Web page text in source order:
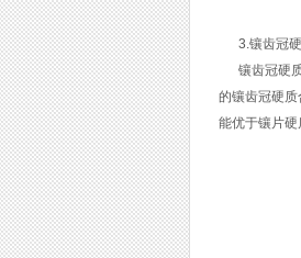
3.镶齿冠硬
镶齿冠硬质
的镶齿冠硬
能优于镶片硬